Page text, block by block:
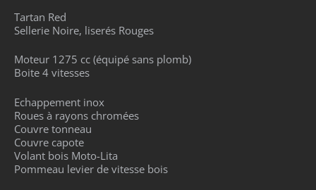
Tartan Red
Sellerie Noire, liserés Rouges
Moteur 1275 cc (équipé sans plomb)
Boite 4 vitesses
Echappement inox
Roues à rayons chromées
Couvre tonneau
Couvre capote
Volant bois Moto-Lita
Pommeau levier de vitesse bois